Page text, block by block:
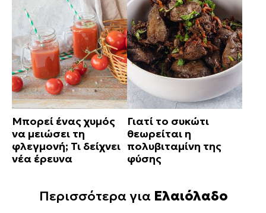
Μπορεί ένας χυμός
να μειώσει τη
φλεγμονή; Τι δείχνει
νέα έρευνα
Γιατί το συκώτι
θεωρείται η
πολυβιταμίνη της
φύσης
Περισσότερα για Ελαιόλαδο